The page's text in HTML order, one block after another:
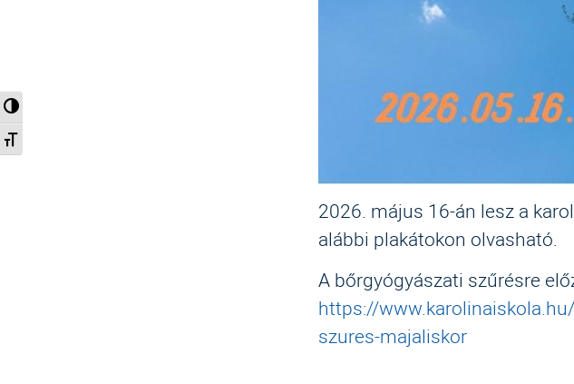
Nagy kontraszt váltása
Betűméret váltása
2026. május 16-án lesz a
alábbi plakátokon olvasható.
A bőrgyógyászati szűrésre
https://
szures-majaliskor